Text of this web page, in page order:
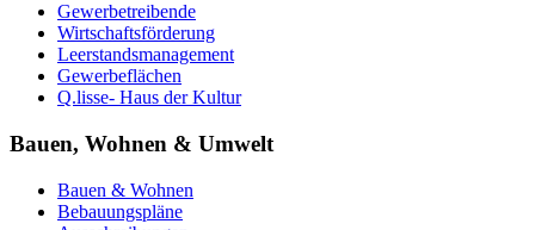
Gewerbetreibende
Wirtschaftsförderung
Leerstandsmanagement
Gewerbeflächen
Q.lisse- Haus der Kultur
Bauen, Wohnen & Umwelt
Bauen & Wohnen
Bebauungspläne